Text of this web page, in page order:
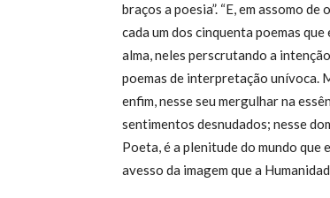
braços a poesia”. “E, em assomo
cada um dos cinquenta poemas
alma, neles perscrutando a
poemas de interpretação unívoca.
enfim, nesse seu mergulhar na
sentimentos desnudados; nesse
Poeta, é a plenitude do mundo
avesso da imagem que a